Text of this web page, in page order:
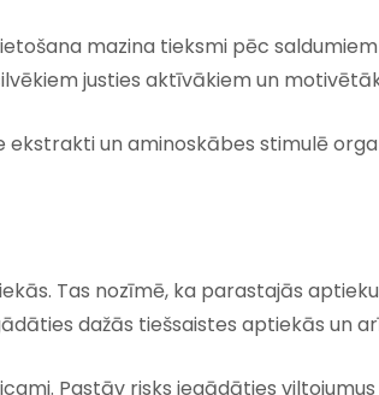
mazina tieksmi pēc
justies aktīvākiem un
ekstrakti un aminoskābes stimulē
Tas nozīmē, ka parastajās
dažās tiešsaistes aptiekās un
Pastāv risks iegādāties